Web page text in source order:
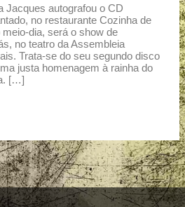
Jacques autografou o CD
no restaurante Cozinha de
dia, será o show de
no teatro da Assembleia
Trata-se do seu segundo disco
justa homenagem à rainha do
[…]